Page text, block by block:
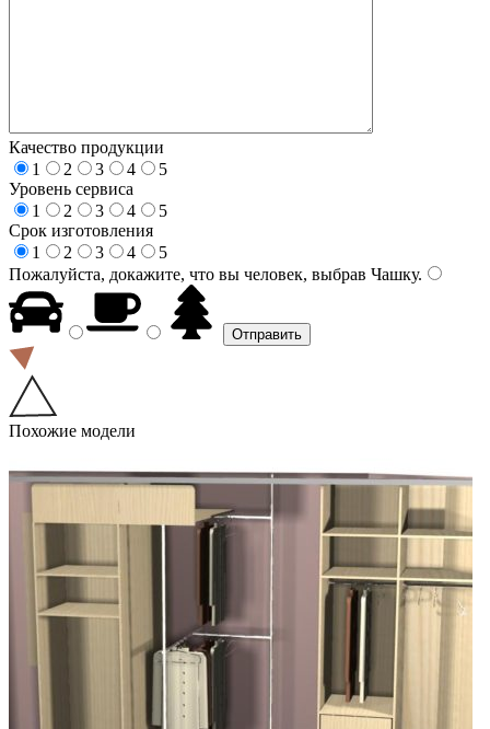
Качество продукции
1
2 3 4
5
Уровень сервиса
1
2 3 4
5
Срок изготовления
1
2 3 4
5
Пожалуйста, докажите, что вы человек, выбрав Чашку.
Похожие модели